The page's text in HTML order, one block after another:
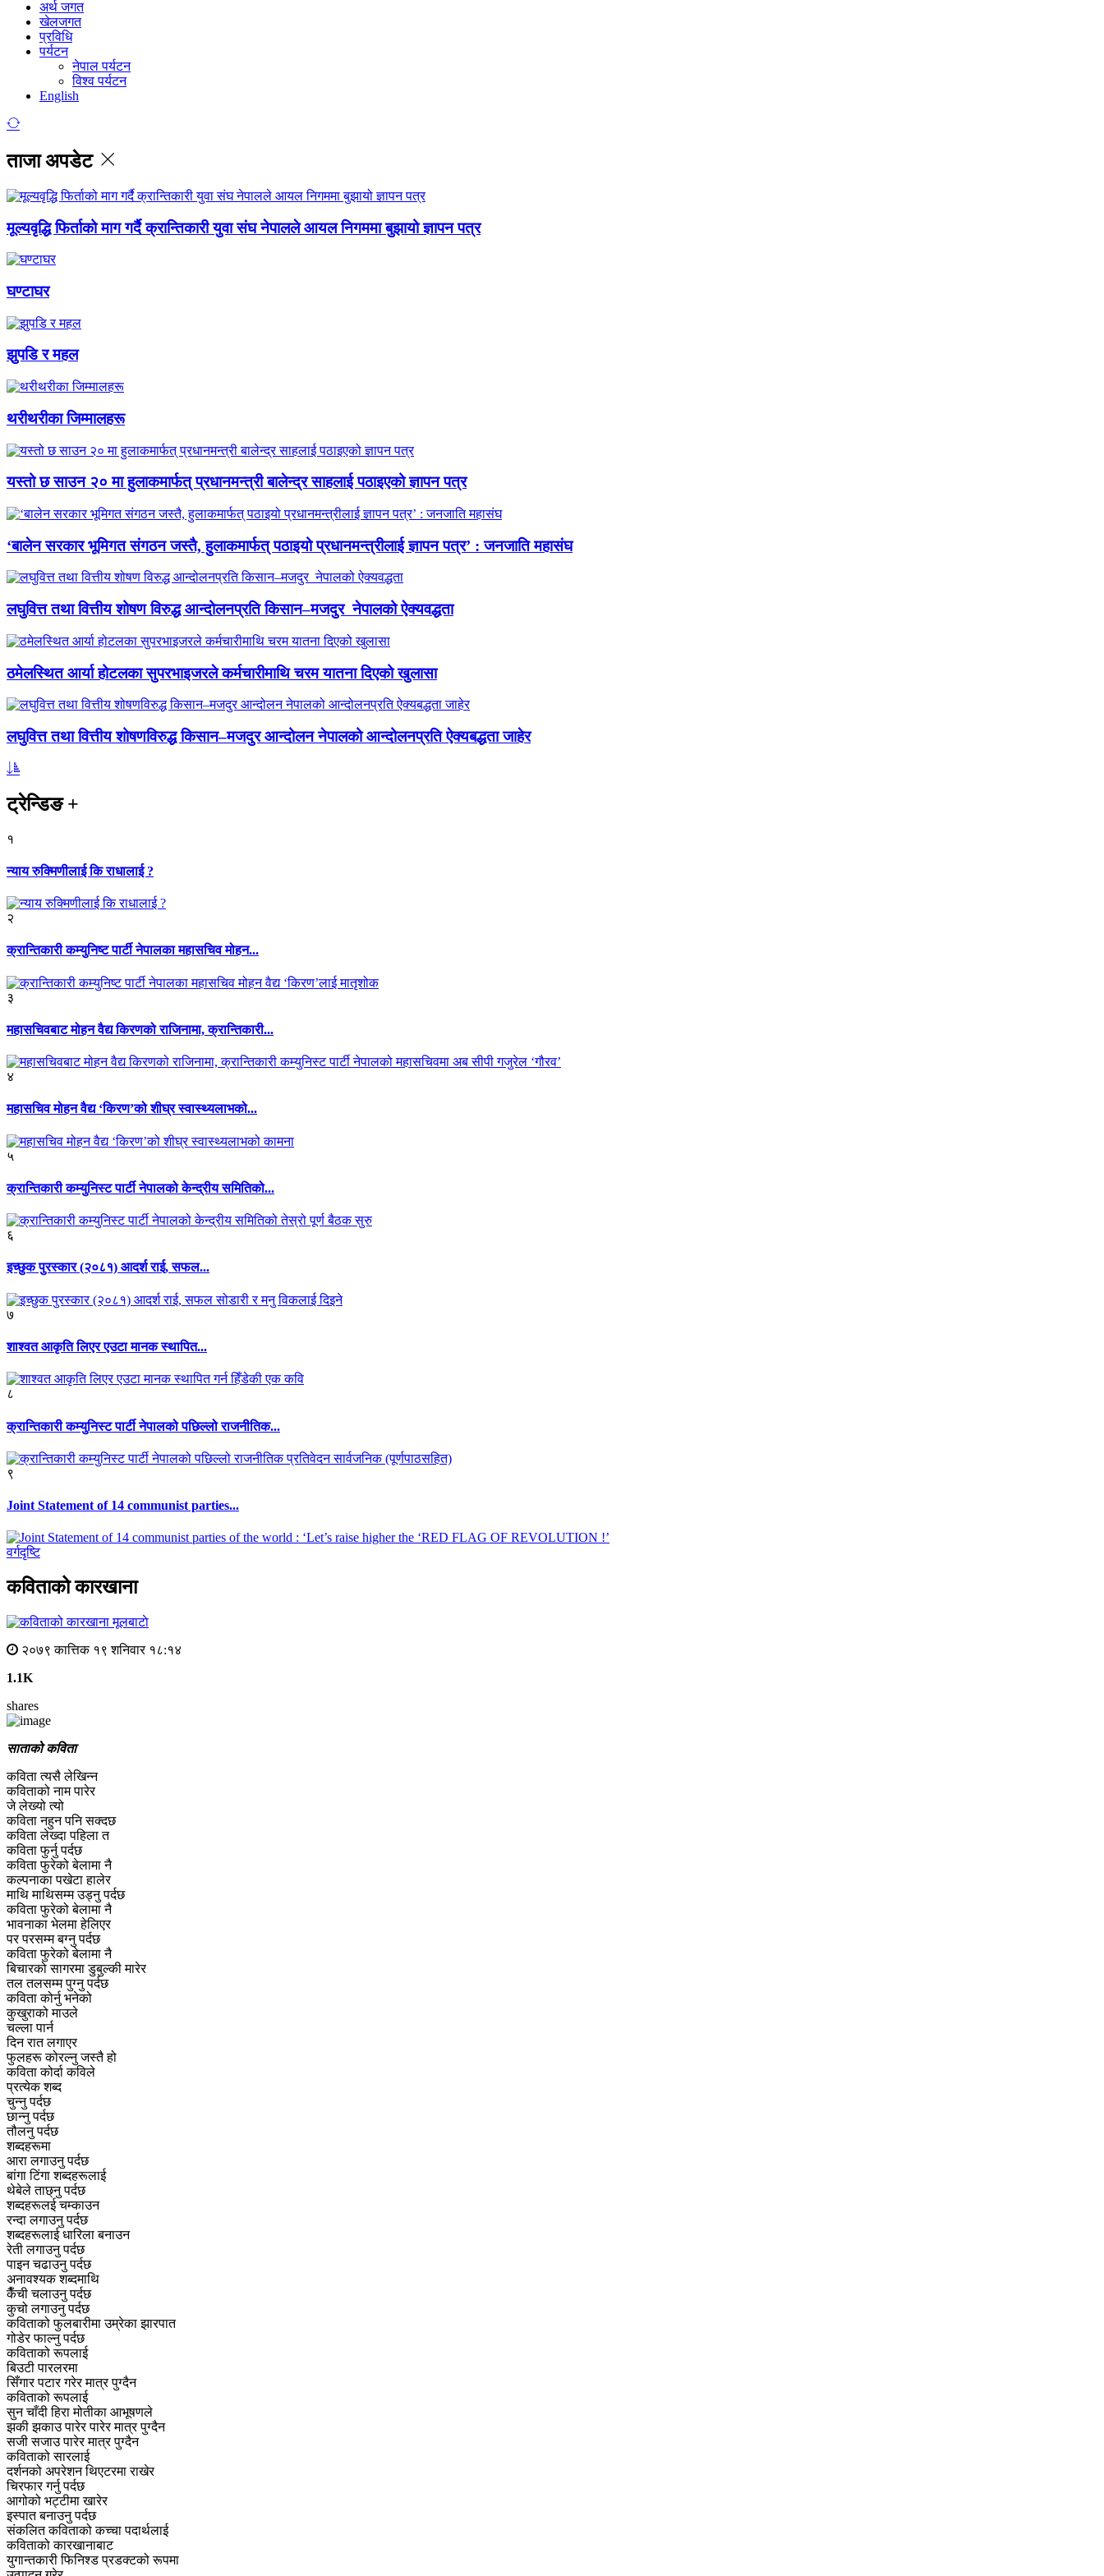
अर्थ जगत
खेलजगत
प्रविधि
पर्यटन
नेपाल पर्यटन
विश्व पर्यटन
English
ताजा अपडेट
मूल्यवृद्धि फिर्ताको माग गर्दै क्रान्तिकारी युवा संघ नेपालले आयल निगममा बुझायो ज्ञापन पत्र
घण्टाघर
झुपडि र महल
थरीथरीका जिम्मालहरू
यस्तो छ साउन २० मा हुलाकमार्फत् प्रधानमन्त्री बालेन्द्र साहलाई पठाइएको ज्ञापन पत्र
‘बालेन सरकार भूमिगत संगठन जस्तै, हुलाकमार्फत् पठाइयो प्रधानमन्त्रीलाई ज्ञापन पत्र’ : जनजाति महासंघ
लघुवित्त तथा वित्तीय शोषण विरुद्ध आन्दोलनप्रति किसान–मजदुर नेपालको ऐक्यवद्धता
ठमेलस्थित आर्या होटलका सुपरभाइजरले कर्मचारीमाथि चरम यातना दिएको खुलासा
लघुवित्त तथा वित्तीय शोषणविरुद्ध किसान–मजदुर आन्दोलन नेपालको आन्दोलनप्रति ऐक्यबद्धता जाहेर
ट्रेन्डिङ+
१
न्याय रुक्मिणीलाई कि राधालाई ?
२
क्रान्तिकारी कम्युनिष्ट पार्टी नेपालका महासचिव मोहन...
३
महासचिवबाट मोहन वैद्य किरणको राजिनामा, क्रान्तिकारी...
४
महासचिव मोहन वैद्य ‘किरण’को शीघ्र स्वास्थ्यलाभको...
५
क्रान्तिकारी कम्युनिस्ट पार्टी नेपालको केन्द्रीय समितिको...
६
इच्छुक पुरस्कार (२०८१) आदर्श राई, सफल...
७
शाश्वत आकृति लिएर एउटा मानक स्थापित...
८
क्रान्तिकारी कम्युनिस्ट पार्टी नेपालको पछिल्लो राजनीतिक...
९
Joint Statement of 14 communist parties...
वर्गदृष्टि
कविताको कारखाना
मूलबाटाे
२०७९ कात्तिक १९ शनिवार १८:१४
1.1K
shares
साताको कविता
कविता त्यसै लेखिन्न
कविताको नाम पारेर
जे लेख्यो त्यो
कविता नहुन पनि सक्दछ
कविता लेख्दा पहिला त
कविता फुर्नु पर्दछ
कविता फुरेक‍ो बेलामा नै
कल्पनाका पखेटा हालेर
माथि माथिसम्म उड्नु पर्दछ
कविता फुरेको बेलामा नै
भावनाका भेलमा हेलिएर
पर परसम्म बग्नु पर्दछ
कविता फुरेको बेलामा नै
बिचारक‍‍ो सागरमा डुबुल्की मारेर
तल तलसम्म पुग्नु पर्दछ
कविता कोर्नु भनेको
कुखुराको माउले
चल्ला पार्न
दिन रात लगाएर
फुलहरू कोरल्नु जस्तै हो
कविता कोर्दा कविले
प्रत्येक शब्द
चुन्नु पर्दछ
छान्नु पर्दछ
तौलनु पर्दछ
शब्दहरूमा
आरा लगाउनु पर्दछ
बांगा टिंगा शब्दहरूलाई
थेबेले ताछ्नु पर्दछ
शब्दहरूलई चम्काउन
रन्दा लगाउनु पर्दछ
शब्दहरूलाई धारिला बनाउन
रेती लगाउनु पर्दछ
पाइन चढाउनु पर्दछ
अनावश्यक शब्दमाथि
कैँची चलाउनु पर्दछ
कुचो लगाउनु पर्दछ
कविताको फुलबारीमा उम्रेका झारपात
गोडेर फाल्नु पर्दछ
कविताको रूपलाई
बिउटी पारलरमा
सिँगार पटार गरेर मात्र पुग्दैन
कविताको रूपलाई
सुन चाँदी हिरा मोतीका आभूषणले
झकी झकाउ पारेर पारेर मात्र पुग्दैन
सजी सजाउ पारेर मात्र पुग्दैन
कविताक‍ो सारलाई
दर्शनको अपरेशन थिएटरमा राखेर
चिरफार गर्नु पर्दछ
आगोको भट्टीमा खारेर
इस्पात बनाउनु पर्दछ
संकलित कविताको कच्चा पदार्थलाई
कविताको कारखानाबाट
युगान्तकारी फिनिश्ड प्रडक्टको रूपमा